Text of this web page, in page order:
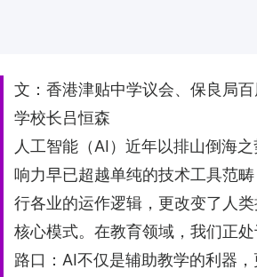
文：香港津贴中学议会、保良局
学校长吕恒森
人工智能（AI）近年以排山倒海
响力早已超越单纯的技术工具范
行各业的运作逻辑，更改变了人
核心模式。在教育领域，我们正
路口：AI不仅是辅助教学的利器